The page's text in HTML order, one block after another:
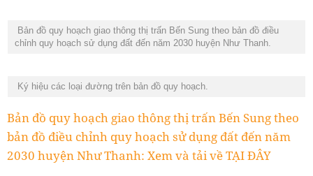
Bản đồ quy hoạch giao thông thị trấn Bến Sung theo bản đồ điều
chỉnh quy hoạch sử dụng đất đến năm 2030 huyện Như Thanh.
Ký hiệu các loại đường trên bản đồ quy hoạch.
Bản đồ quy hoạch giao thông thị trấn Bến Sung theo
bản đồ điều chỉnh quy hoạch sử dụng đất đến năm
2030 huyện Như Thanh: Xem và tải về TẠI ĐÂY